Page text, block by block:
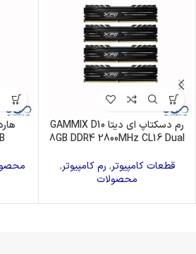
رم دسکتاپ ای دیتا GAMMIX D10
8GB DDR4 2800MHz CL16 Dual
قطعات کامپیوتر, رم کامپیوتر,
محصولات